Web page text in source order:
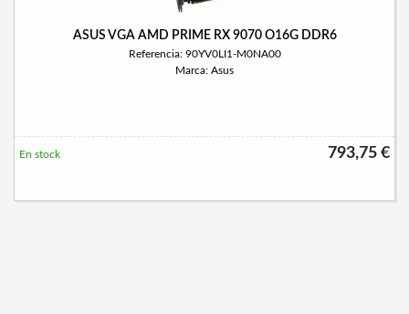
ASUS VGA AMD PRIME RX 9070 O16G DDR6
Referencia: 90YV0LI1-M0NA00
Marca: Asus
793,75 €
En stock